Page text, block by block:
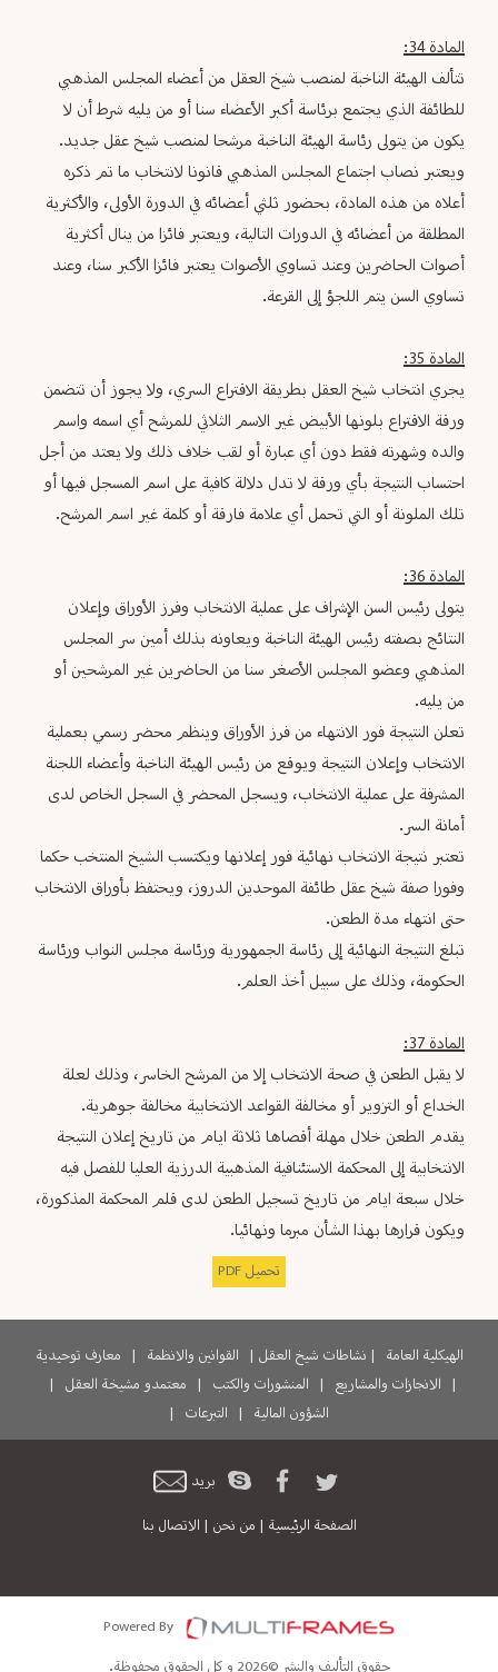
المادة 34:
تتألف الهيئة الناخبة لمنصب شيخ العقل من أعضاء المجلس المذهبي
للطائفة الذي يجتمع برئاسة أكبر الأعضاء سنا أو من يليه شرط أن لا
يكون من يتولى رئاسة الهيئة الناخبة مرشحا لمنصب شيخ عقل جديد.
ويعتبر نصاب اجتماع المجلس المذهبي قانونا لانتخاب ما تم ذكره
أعلاه من هذه المادة، بحضور ثلثي أعضائه في الدورة الأولى، والأكثرية
المطلقة من أعضائه في الدورات التالية، ويعتبر فائزا من ينال أكثرية
أصوات الحاضرين وعند تساوي الأصوات يعتبر فائزا الأكبر سنا، وعند
تساوي السن يتم اللجؤ إلى القرعة.
المادة 35:
يجري انتخاب شيخ العقل بطريقة الاقتراع السري، ولا يجوز أن تتضمن
ورقة الاقتراع بلونها الأبيض غير الاسم الثلاثي للمرشح أي اسمه واسم
والده وشهرته فقط دون أي عبارة أو لقب خلاف ذلك ولا يعتد من أجل
احتساب النتيجة بأي ورقة لا تدل دلالة كافية على اسم المسجل فيها أو
تلك الملونة أو التي تحمل أي علامة فارقة أو كلمة غير اسم المرشح.
المادة 36:
يتولى رئيس السن الإشراف على عملية الانتخاب وفرز الأوراق وإعلان
النتائج بصفته رئيس الهيئة الناخبة ويعاونه بذلك أمين سر المجلس
المذهبي وعضو المجلس الأصغر سنا من الحاضرين غير المرشحين أو
من يليه.
تعلن النتيجة فور الانتهاء من فرز الأوراق وينظم محضر رسمي بعملية
الانتخاب وإعلان النتيجة ويوقع من رئيس الهيئة الناخبة وأعضاء اللجنة
المشرفة على عملية الانتخاب، ويسجل المحضر في السجل الخاص لدى
أمانة السر.
تعتبر نتيجة الانتخاب نهائية فور إعلانها ويكتسب الشيخ المنتخب حكما
وفورا صفة شيخ عقل طائفة الموحدين الدروز، ويحتفظ بأوراق الانتخاب
حتى انتهاء مدة الطعن.
تبلغ النتيجة النهائية إلى رئاسة الجمهورية ورئاسة مجلس النواب ورئاسة
الحكومة، وذلك على سبيل أخذ العلم.
المادة 37:
لا يقبل الطعن في صحة الانتخاب إلا من المرشح الخاسر، وذلك لعلة
الخداع أو التزوير أو مخالفة القواعد الانتخابية مخالفة جوهرية.
يقدم الطعن خلال مهلة أقصاها ثلاثة ايام من تاريخ إعلان النتيجة
الانتخابية إلى المحكمة الاستئنافية المذهبية الدرزية العليا للفصل فيه
خلال سبعة ايام من تاريخ تسجيل الطعن لدى قلم المحكمة المذكورة،
ويكون قرارها بهذا الشأن مبرما ونهائيا.
تحميل PDF
الهيكلية العامة نشاطات شيخ العقل القوانين والانظمة
معارف توحيدية
الانجازات والمشاريع المنشورات والكتب معتمدو مشيخة العقل
الشؤون المالية
التبرعات
بريد
الصفحة الرئيسية من نحن الاتصال بنا
Powered By
حقوق التأليف والنشر ©2026 و كل الحقوق محفوظة.